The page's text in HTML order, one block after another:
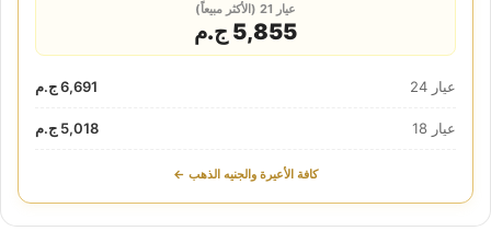
عيار 21 (الأكثر مبيعاً)
5,855 ج.م
عيار 24 6,691 ج.م
عيار 18 5,018 ج.م
كافة الأعيرة والجنيه الذهب ←